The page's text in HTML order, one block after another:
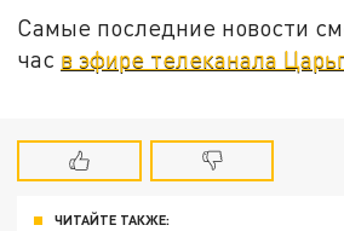
Самые последние новости
час в эфире телеканала
ЧИТАЙТЕ ТАКЖЕ: